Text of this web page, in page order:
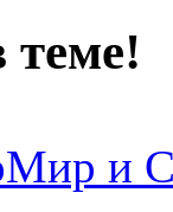
теме!
и